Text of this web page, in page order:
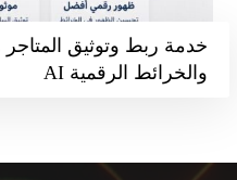
خدمة ربط وتوثيق المتاجر
والخرائط الرقمية AI